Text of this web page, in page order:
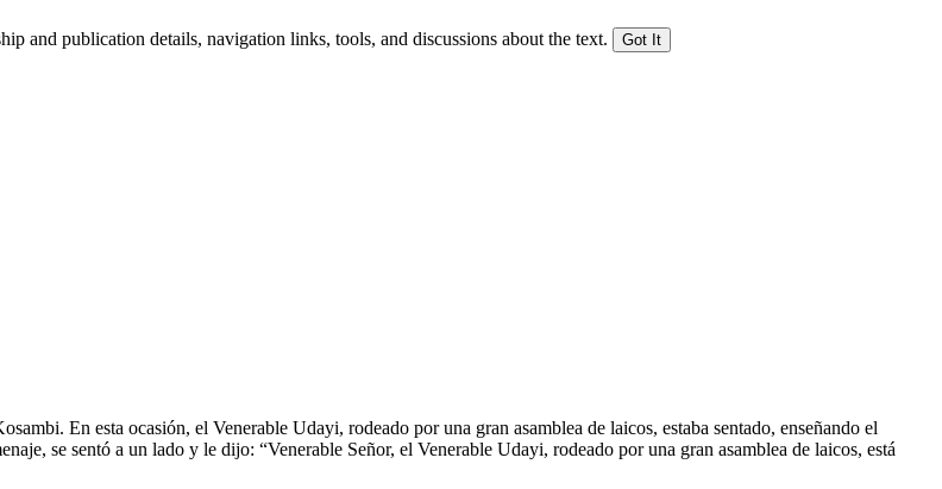
and publication details, navigation links, tools, and discussions about the text. Got It
En esta ocasión, el Venerable Udayi, rodeado por una gran asamblea de laicos, estaba sentado, enseñando el
se sentó a un lado y le dijo: “Venerable Señor, el Venerable Udayi, rodeado por una gran asamblea de laicos, está